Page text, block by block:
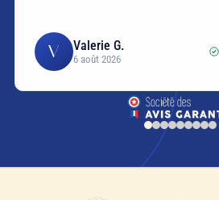
V Valerie G.
6 août 2026